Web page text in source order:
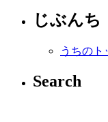
じぶんち
うちのト
Search